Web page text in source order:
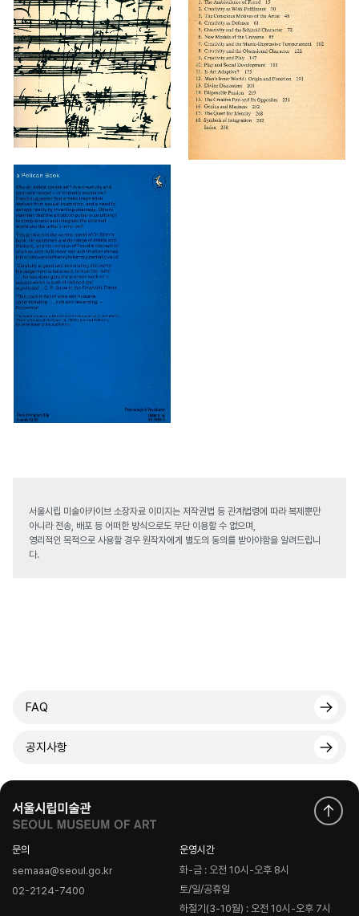
서울시립 미술아카이브 소장자료 이미지는 저작권법 등 관계법령에 따라 복제뿐만
아니라 전송, 배포 등 어떠한 방식으로도 무단 이용할 수 없으며,
영리적인 목적으로 사용할 경우 원작자에게 별도의 동의를 받아야함을 알려드립니
다.
FAQ
공지사항
문의
semaaa@seoul.go.kr
02-2124-7400
운영시간
화-금 : 오전 10시-오후 8시
토/일/공휴일
하절기(3-10월) : 오전 10시-오후 7시